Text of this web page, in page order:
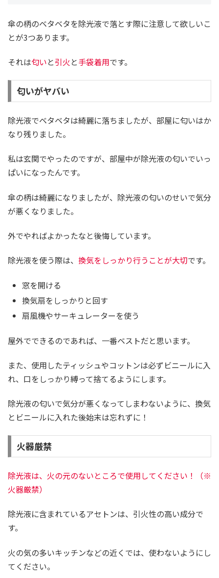
傘の柄のベタベタを除光液で落とす際に注意して欲しいこ
とが3つあります。
それは匂いと引火 と手袋着用です。
匂いがヤバい
除光液でベタベタは綺麗に落ちましたが、部屋に匂いはか
なり残りました。
私は玄関でやったのですが、部屋中が除光液の匂いでいっ
ぱいになったんです。
傘の柄は綺麗になりましたが、除光液の匂いのせいで気分
が悪くなりました。
外でやればよかったなと後悔しています。
除光液を使う際は、 換気をしっかり行うことが大切です。
窓を開ける
換気扇をしっかりと回す
扇風機やサーキュレーターを使う
屋外でできるのであれば、一番ベストだと思います。
また、使用したティッシュやコットンは必ずビニールに入
れ、口をしっかり縛って捨てるようにします。
除光液の匂いで気分が悪くなってしまわないように、換気
とビニールに入れた後始末は忘れずに！
火器厳禁
除光液は、火の元のないところで使用してください！（※
火器厳禁）
除光液に含まれているアセトンは、引火性の高い成分で
す。
火の気の多いキッチンなどの近くでは、使わないようにし
てください。